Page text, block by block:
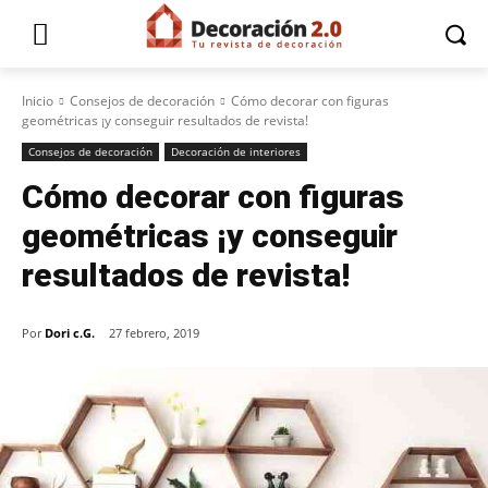
Inicio Consejos de decoración
Cómo decorar con figuras
geométricas ¡y conseguir resultados de revista!
Consejos de decoración Decoración de interiores
Cómo decorar con figuras
geométricas ¡y conseguir
resultados de revista!
Por Dori c.G. 27 febrero, 2019